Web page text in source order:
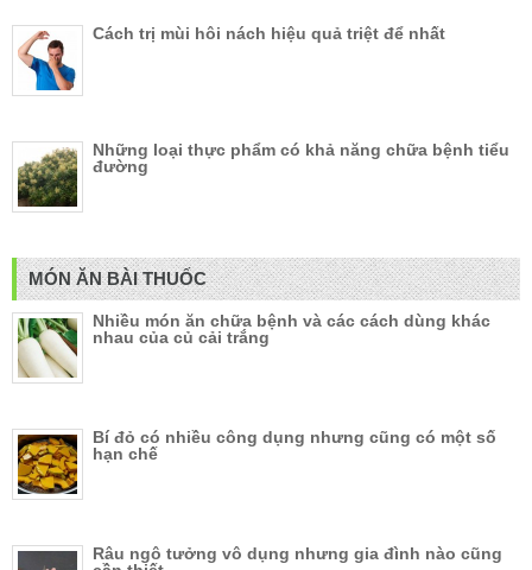
Cách trị mùi hôi nách hiệu quả triệt để nhất
Những loại thực phẩm có khả năng chữa bệnh tiểu
đường
MÓN ĂN BÀI THUỐC
Nhiều món ăn chữa bệnh và các cách dùng khác
nhau của củ cải trắng
Bí đỏ có nhiều công dụng nhưng cũng có một số
hạn chế
Râu ngô tưởng vô dụng nhưng gia đình nào cũng